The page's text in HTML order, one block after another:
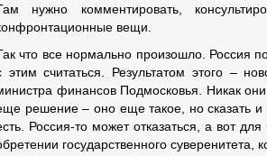
нужно комментировать,
вещи.
что все нормально произошло. Россия
этим считаться. Результатом этого –
финансов Подмосковья. Никак
решение – оно еще такое, но сказать и
Россия-то может отказаться, а вот
государственного